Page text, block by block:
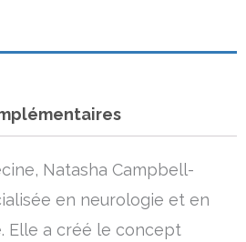
Natasha Campbell-
en neurologie et en
Elle a créé le concept